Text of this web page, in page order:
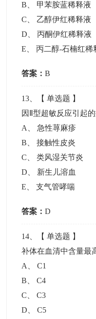
B
甲苯胺蓝稀释液
C
乙醇伊红稀释液
D 、丙酮伊红稀释液
E 、丙二醇-石楠红稀
答案：B
13 、【单选题 】
因Ⅱ型超敏反应引起
A
急性荨麻疹
B 、接触性皮炎
C 、类风湿关节炎
D
新生儿溶血
E 、支气管哮喘
答案：D
14 、【单选题 】
补体在血清中含量
A
、C1
B 、C4
C 、C3
D 、C5